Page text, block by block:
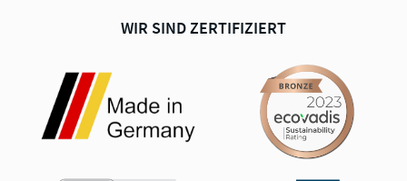
WIR SIND ZERTIFIZIERT